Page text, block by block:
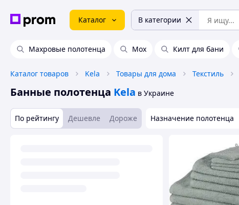
Каталог В категории
Махровые полотенца Мох Килт для бани
Каталог товаров Kela Товары для дома Текстиль
Банные полотенца Kela в Украине
По рейтингу Дешевле Дороже Назначение полотенца